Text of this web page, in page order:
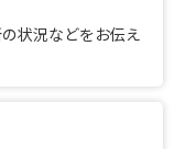
状況などをお伝え